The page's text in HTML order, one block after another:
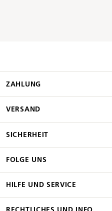
ZAHLUNG
VERSAND
SICHERHEIT
FOLGE UNS
HILFE UND SERVICE